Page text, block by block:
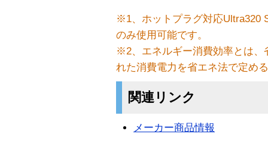
※1、ホットプラグ対応Ultra320
のみ使用可能です。
※2、エネルギー消費効率とは、
れた消費電力を省エネ法で定め
関連リンク
メーカー商品情報